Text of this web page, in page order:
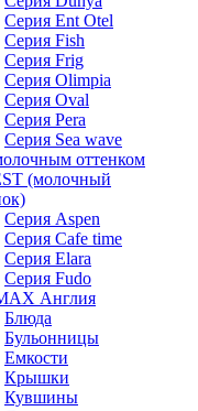
Серия Ent Otel
Серия Fish
Серия Frig
Серия Olimpia
Серия Oval
Серия Pera
Серия Sea wave
оттенком
(молочный
Серия Aspen
Серия Cafe time
Серия Elara
Серия Fudo
Англия
Блюда
Бульонницы
Емкости
Крышки
Кувшины